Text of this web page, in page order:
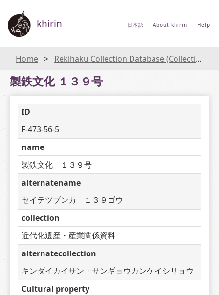
khirin 日本語 About khirin Help
Home Rekihaku Collection Database (Collections Database of the National Museum of Japanese History)
製鉄文化 １３９号
ID
F-473-56-5
name
製鉄文化　１３９号
alternatename
セイテツブンカ　１３９ゴウ
collection
近代化遺産・産業関係資料
alternatecollection
キンダイカイサン・サンギョウカンケイシリョウ
Cultural property